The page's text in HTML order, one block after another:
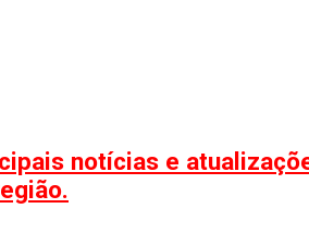
notícias e